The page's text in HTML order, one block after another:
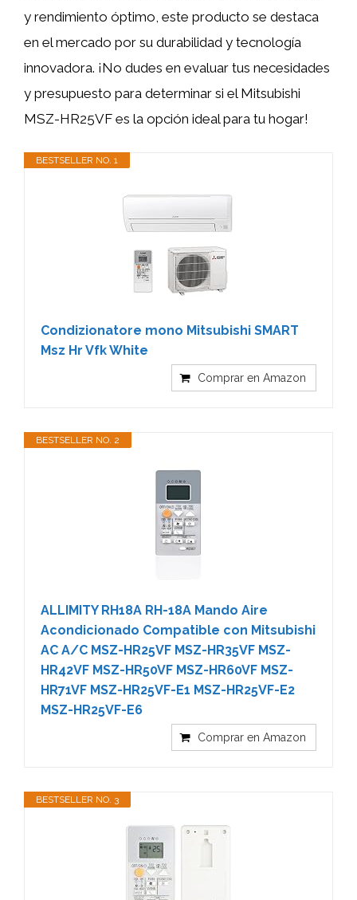
y rendimiento óptimo, este producto se destaca
en el mercado por su durabilidad y tecnología
innovadora. ¡No dudes en evaluar tus necesidades
y presupuesto para determinar si el Mitsubishi
MSZ-HR25VF es la opción ideal para tu hogar!
BESTSELLER NO. 1
Condizionatore mono Mitsubishi SMART
Msz Hr Vfk White
Comprar en Amazon
BESTSELLER NO. 2
ALLIMITY RH18A RH-18A Mando Aire
Acondicionado Compatible con Mitsubishi
AC A/C MSZ-HR25VF MSZ-HR35VF MSZ-
HR42VF MSZ-HR50VF MSZ-HR60VF MSZ-
HR71VF MSZ-HR25VF-E1 MSZ-HR25VF-E2
MSZ-HR25VF-E6
Comprar en Amazon
BESTSELLER NO. 3